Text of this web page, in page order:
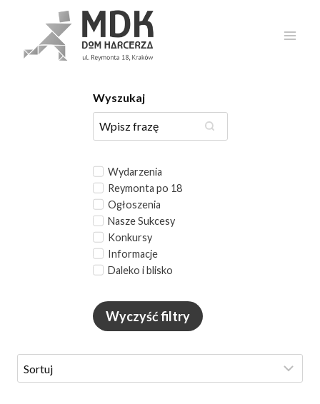
treści
Wyszukaj
Wydarzenia
Reymonta po 18
Ogłoszenia
Nasze Sukcesy
Konkursy
Informacje
Daleko i blisko
Wyczyść filtry